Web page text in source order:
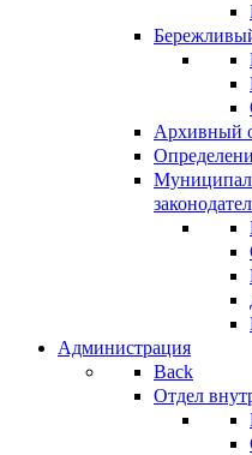
Архивный
Администрация
Back
Отдел